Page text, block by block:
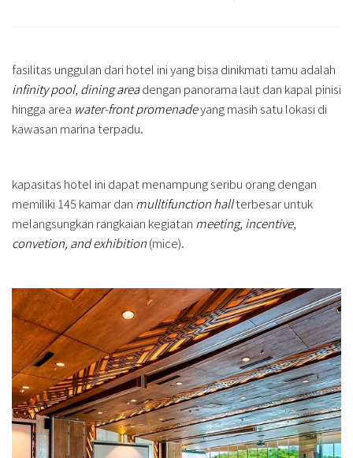
fasilitas unggulan dari hotel ini yang bisa dinikmati tamu adalah
infinity pool, dining areadengan panorama laut dan kapal pinisi
hingga area water-front promenadeyang masih satu lokasi di
kawasan marina terpadu.
kapasitas hotel ini dapat menampung seribu orang dengan
memiliki 145 kamar dan mulltifunction hallterbesar untuk
melangsungkan rangkaian kegiatan meeting, incentive,
convetion, and exhibition(mice).